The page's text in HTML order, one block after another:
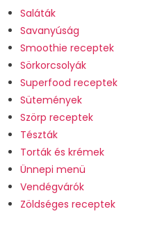
Saláták
Savanyúság
Smoothie receptek
Sörkorcsolyák
Superfood receptek
Sütemények
Szörp receptek
Tészták
Torták és krémek
Ünnepi menü
Vendégvárók
Zöldséges receptek